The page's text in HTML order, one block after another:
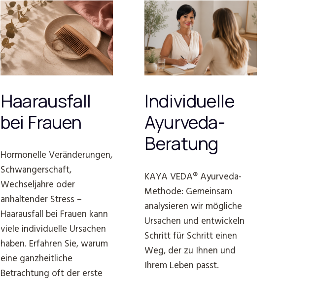
Haarausfall
bei Frauen
Hormonelle Veränderungen,
Schwangerschaft,
Wechseljahre oder
anhaltender Stress –
Haarausfall bei Frauen kann
viele individuelle Ursachen
haben. Erfahren Sie, warum
eine ganzheitliche
Betrachtung oft der erste
Individuelle
Ayurveda-
Beratung
KAYA VEDA® Ayurveda-
Methode: Gemeinsam
analysieren wir mögliche
Ursachen und entwickeln
Schritt für Schritt einen
Weg, der zu Ihnen und
Ihrem Leben passt.